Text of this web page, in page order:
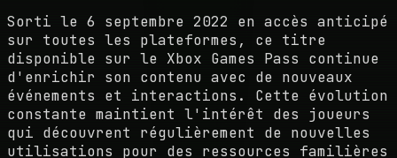
Sorti le 6 septembre 2022 en accès anticipé
sur toutes les plateformes, ce titre
disponible sur le Xbox Games Pass continue
d'enrichir son contenu avec de nouveaux
événements et interactions. Cette évolution
constante maintient l'intérêt des joueurs
qui découvrent régulièrement de nouvelles
utilisations pour des ressources familières